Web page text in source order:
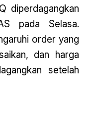
diperdagangkan
pada Selasa.
order yang
dan harga
setelah